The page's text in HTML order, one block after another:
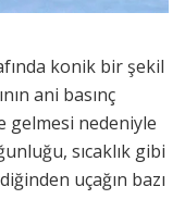
konik bir şekil
ani basınç
gelmesi nedeniyle
sıcaklık gibi
uçağın bazı